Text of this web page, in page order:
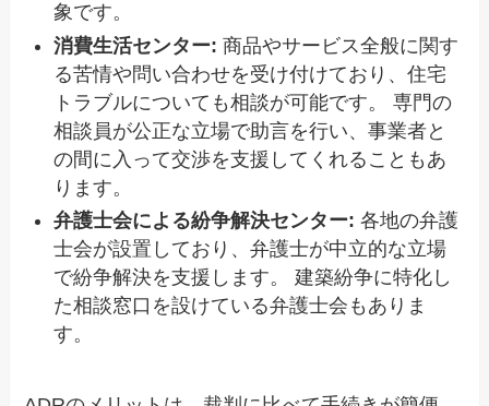
象です。
消費生活センター: 商品やサービス全般に関す
る苦情や問い合わせを受け付けており、住宅
トラブルについても相談が可能です。 専門の
相談員が公正な立場で助言を行い、事業者と
の間に入って交渉を支援してくれることもあ
ります。
弁護士会による紛争解決センター: 各地の弁護
士会が設置しており、弁護士が中立的な立場
で紛争解決を支援します。 建築紛争に特化し
た相談窓口を設けている弁護士会もありま
す。